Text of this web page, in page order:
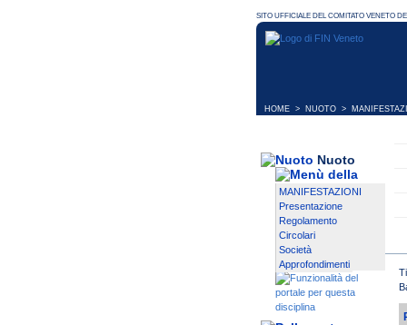
HOME > NUOTO >
Nuoto
MANIFESTAZIONI
Presentazione
Regolamento
Circolari
Società
Approfondimenti